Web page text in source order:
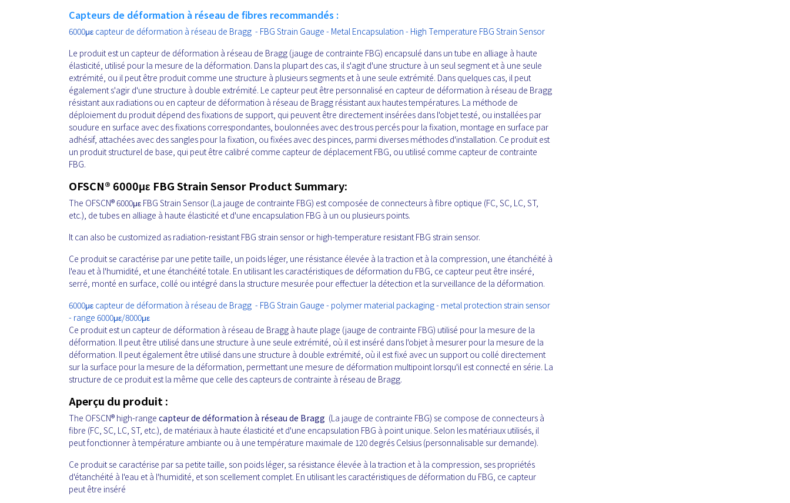
Capteurs de déformation à réseau de fibres recommandés :
6000με capteur de déformation à réseau de Bragg - FBG Strain Gauge - Metal Encapsulation - High Temperature FBG Strain Sensor
Le produit est un capteur de déformation à réseau de Bragg (jauge de contrainte FBG) encapsulé dans un tube en alliage à haute
élasticité, utilisé pour la mesure de la déformation. Dans la plupart des cas, il s'agit d'une structure à un seul segment et à une seule
extrémité, ou il peut être produit comme une structure à plusieurs segments et à une seule extrémité. Dans quelques cas, il peut
également s'agir d'une structure à double extrémité. Le capteur peut être personnalisé en capteur de déformation à réseau de Bragg
résistant aux radiations ou en capteur de déformation à réseau de Bragg résistant aux hautes températures. La méthode de
déploiement du produit dépend des fixations de support, qui peuvent être directement insérées dans l'objet testé, ou installées par
soudure en surface avec des fixations correspondantes, boulonnées avec des trous percés pour la fixation, montage en surface par
adhésif, attachées avec des sangles pour la fixation, ou fixées avec des pinces, parmi diverses méthodes d'installation. Ce produit est
un produit structurel de base, qui peut être calibré comme capteur de déplacement FBG, ou utilisé comme capteur de contrainte
FBG.
OFSCN® 6000με FBG Strain Sensor Product Summary:
The OFSCN® 6000με FBG Strain Sensor (La jauge de contrainte FBG) est composée de connecteurs à fibre optique (FC, SC, LC, ST,
etc.), de tubes en alliage à haute élasticité et d'une encapsulation FBG à un ou plusieurs points.
It can also be customized as radiation-resistant FBG strain sensor or high-temperature resistant FBG strain sensor.
Ce produit se caractérise par une petite taille, un poids léger, une résistance élevée à la traction et à la compression, une étanchéité à
l'eau et à l'humidité, et une étanchéité totale. En utilisant les caractéristiques de déformation du FBG, ce capteur peut être inséré,
serré, monté en surface, collé ou intégré dans la structure mesurée pour effectuer la détection et la surveillance de la déformation.
6000με capteur de déformation à réseau de Bragg - FBG Strain Gauge - polymer material packaging - metal protection strain sensor
- range 6000με/8000με
Ce produit est un capteur de déformation à réseau de Bragg à haute plage (jauge de contrainte FBG) utilisé pour la mesure de la
déformation. Il peut être utilisé dans une structure à une seule extrémité, où il est inséré dans l'objet à mesurer pour la mesure de la
déformation. Il peut également être utilisé dans une structure à double extrémité, où il est fixé avec un support ou collé directement
sur la surface pour la mesure de la déformation, permettant une mesure de déformation multipoint lorsqu'il est connecté en série. La
structure de ce produit est la même que celle des capteurs de contrainte à réseau de Bragg.
Aperçu du produit :
The OFSCN® high-range capteur de déformation à réseau de Bragg (La jauge de contrainte FBG) se compose de connecteurs à
fibre (FC, SC, LC, ST, etc.), de matériaux à haute élasticité et d'une encapsulation FBG à point unique. Selon les matériaux utilisés, il
peut fonctionner à température ambiante ou à une température maximale de 120 degrés Celsius (personnalisable sur demande).
Ce produit se caractérise par sa petite taille, son poids léger, sa résistance élevée à la traction et à la compression, ses propriétés
d'étanchéité à l'eau et à l'humidité, et son scellement complet. En utilisant les caractéristiques de déformation du FBG, ce capteur
peut être inséré